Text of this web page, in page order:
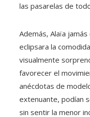
las pasarelas de
Además, Alaïa
eclipsara la
visualmente
favorecer el
anécdotas de
extenuante, podían
sin sentir la menor